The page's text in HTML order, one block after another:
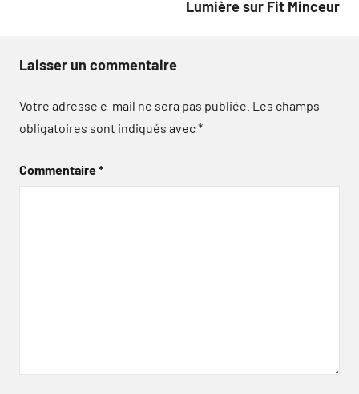
Lumière sur Fit Minceur
Laisser un commentaire
Votre adresse e-mail ne sera pas publiée. Les champs
obligatoires sont indiqués avec*
Commentaire*